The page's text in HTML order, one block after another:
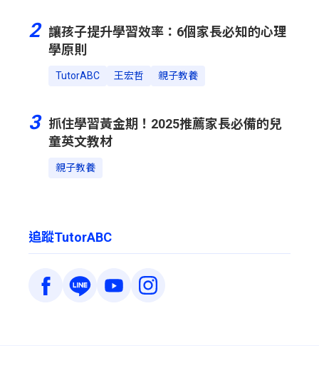
2
讓孩子提升學習效率：6個家長必知的心理
學原則
TutorABC 王宏哲 親子教養
3
抓住學習黃金期！2025推薦家長必備的兒
童英文教材
親子教養
追蹤TutorABC